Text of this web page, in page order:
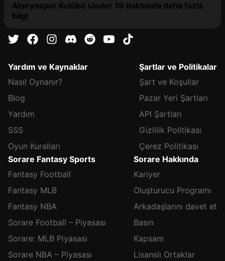
Alanyaspor Kulübü Under 19 hakkında daha fazla
bilgi
Yardım ve Kaynaklar
Nasıl Oynanır?
Blog
Yardım
SSS
Oyun Kuralları
Şartlar ve Politikalar
Şart ve Koşullar
Pazar Yeri Şartları
API Şartları
Gizlilik Politikası
Çerez Politikası
Sorare Fantasy Sports
Fantasy Football
Fantasy MLB
Fantasy NBA
Sorare Football – Piyasası
Sorare: MLB Piyasası
Sorare NBA – Piyasası
Sorare Hakkında
Kariyer
Oluşturucu Programı
Arkadaşlarını davet et
Basın
Kapsam
Lisanslı Ortaklar